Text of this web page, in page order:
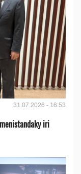
31.07.2026 - 16:53
iri